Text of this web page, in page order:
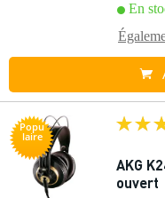
En
Popu
laire
AKG
ouvert